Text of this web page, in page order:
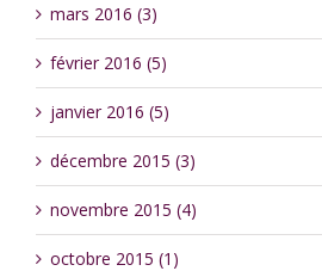
mars 2016 (3)
février 2016 (5)
janvier 2016 (5)
décembre 2015 (3)
novembre 2015 (4)
octobre 2015 (1)